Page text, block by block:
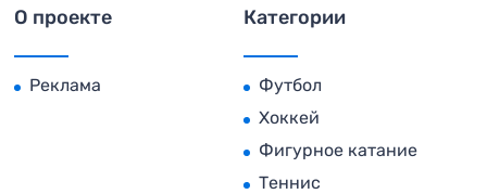
О проекте
Реклама
Категории
Футбол
Хоккей
Фигурное катание
Теннис